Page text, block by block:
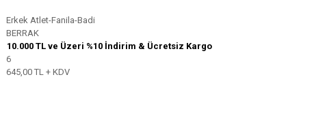
Erkek Atlet-Fanila-Badi
BERRAK
10.000 TL ve Üzeri %10 İndirim & Ücretsiz Kargo
6
645,00 TL + KDV